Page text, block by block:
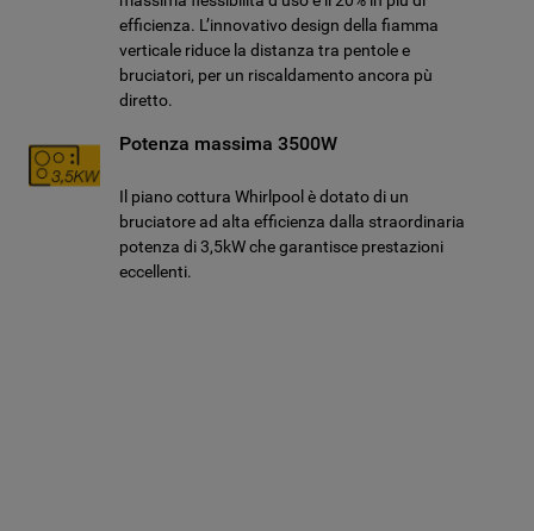
efficienza. L’innovativo design della fiamma
verticale riduce la distanza tra pentole e
bruciatori, per un riscaldamento ancora pù
diretto.
Potenza massima 3500W
Il piano cottura Whirlpool è dotato di un
bruciatore ad alta efficienza dalla straordinaria
potenza di 3,5kW che garantisce prestazioni
eccellenti.